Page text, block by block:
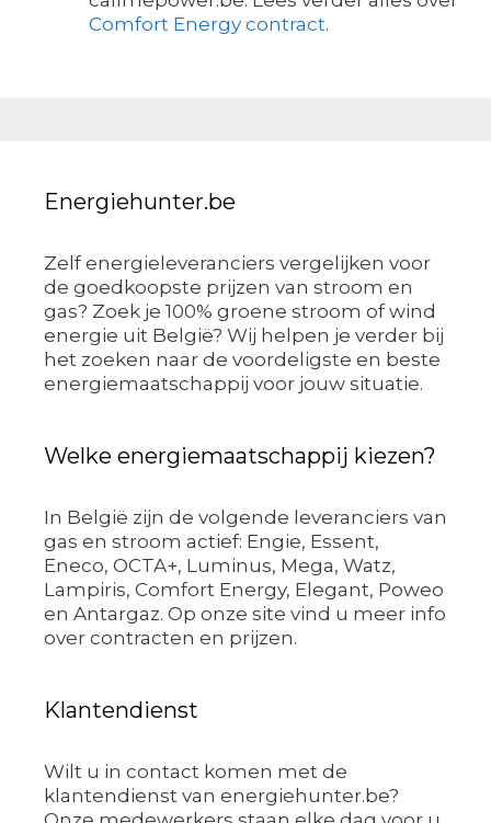
Comfort Energy contract.
Energiehunter.be
Zelf energieleveranciers vergelijken voor
de goedkoopste prijzen van stroom en
gas? Zoek je 100% groene stroom of wind
energie uit België? Wij helpen je verder bij
het zoeken naar de voordeligste en beste
energiemaatschappij voor jouw situatie.
Welke energiemaatschappij kiezen?
In België zijn de volgende leveranciers van
gas en stroom actief: Engie, Essent,
Eneco, OCTA+, Luminus, Mega, Watz,
Lampiris, Comfort Energy, Elegant, Poweo
en Antargaz. Op onze site vind u meer info
over contracten en prijzen.
Klantendienst
Wilt u in contact komen met de
klantendienst van energiehunter.be?